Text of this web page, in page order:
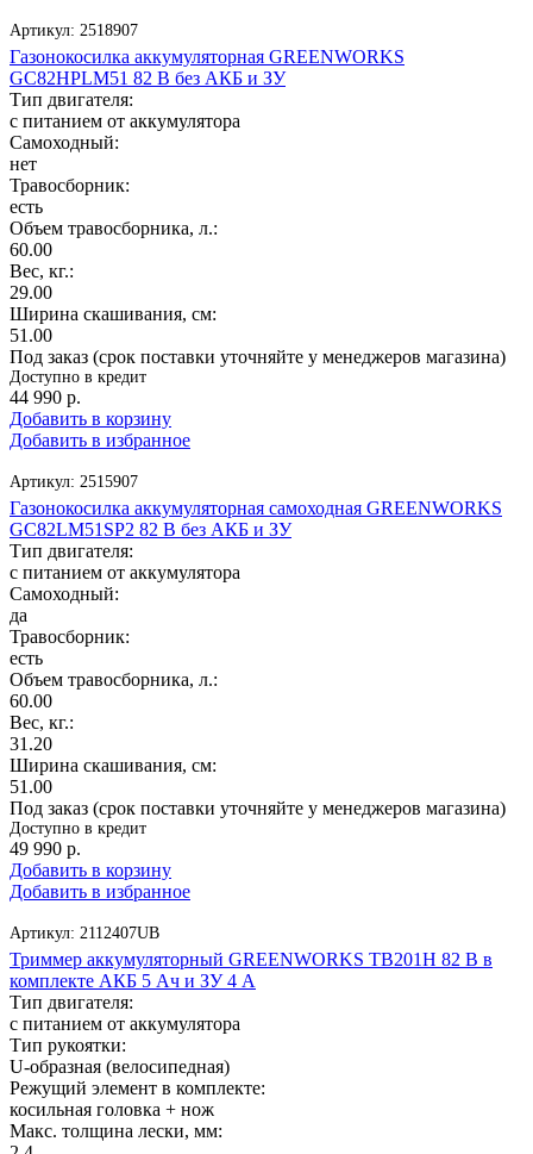
Артикул: 2518907
Газонокосилка аккумуляторная GREENWORKS
GC82HPLM51 82 В без АКБ и ЗУ
Тип двигателя:
с питанием от аккумулятора
Самоходный:
нет
Травосборник:
есть
Объем травосборника, л.:
60.00
Вес, кг.:
29.00
Ширина скашивания, см:
51.00
Под заказ (срок поставки уточняйте у менеджеров магазина)
Доступно в кредит
44 990 р.
Добавить в корзину
Добавить в избранное
Артикул: 2515907
Газонокосилка аккумуляторная самоходная GREENWORKS
GC82LM51SP2 82 В без АКБ и ЗУ
Тип двигателя:
с питанием от аккумулятора
Самоходный:
да
Травосборник:
есть
Объем травосборника, л.:
60.00
Вес, кг.:
31.20
Ширина скашивания, см:
51.00
Под заказ (срок поставки уточняйте у менеджеров магазина)
Доступно в кредит
49 990 р.
Добавить в корзину
Добавить в избранное
Артикул: 2112407UB
Триммер аккумуляторный GREENWORKS TB201H 82 В в
комплекте АКБ 5 Ач и ЗУ 4 А
Тип двигателя:
с питанием от аккумулятора
Тип рукоятки:
U-образная (велосипедная)
Режущий элемент в комплекте:
косильная головка + нож
Макс. толщина лески, мм: